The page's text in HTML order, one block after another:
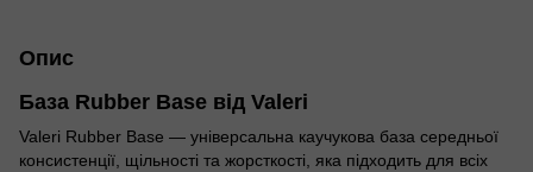
Опис
База Rubber Base від Valeri
Valeri Rubber Base — універсальна каучукова база середньої
консистенції, щільності та жорсткості, яка підходить для всіх